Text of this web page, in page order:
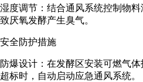
湿度调节：结合通风系统控制物料
致厌氧发酵产生臭气。
安全防护措施
防爆设计：在发酵区安装可燃气
超标时，自动启动应急通风系统。